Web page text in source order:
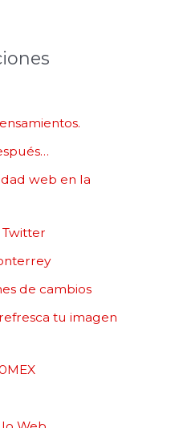
web en la
de cambios
tu imagen